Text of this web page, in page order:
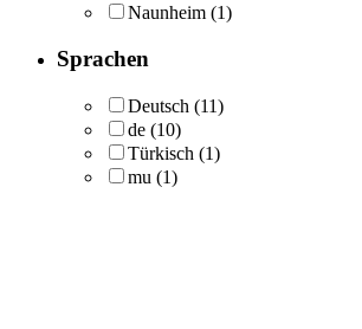
Naunheim (1)
Sprachen
Deutsch (11)
de (10)
Türkisch (1)
mu (1)